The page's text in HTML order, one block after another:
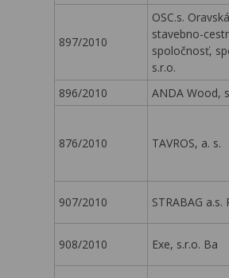
897/2010
OSC.s. Oravská
stavebno-
spoločnosť,
s.r.o.
896/2010 ANDA Wood,
876/2010 TAVROS, a. s.
907/2010 STRABAG a.s.
908/2010 Exe, s.r.o. Ba